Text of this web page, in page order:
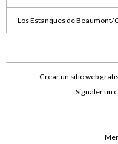
Los Estanques de Beaumont/
Crear un sitio web
Signaler un